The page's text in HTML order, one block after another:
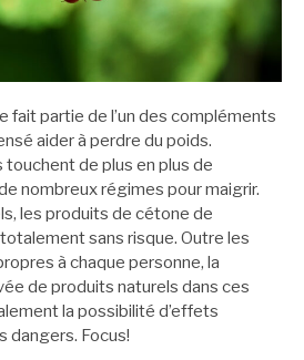
fait partie de l’un des compléments
aider à perdre du poids.
touchent de plus en plus de
nombreux régimes pour maigrir.
les produits de cétone de
sans risque. Outre les
à chaque personne, la
de produits naturels dans ces
la possibilité d’effets
dangers. Focus!